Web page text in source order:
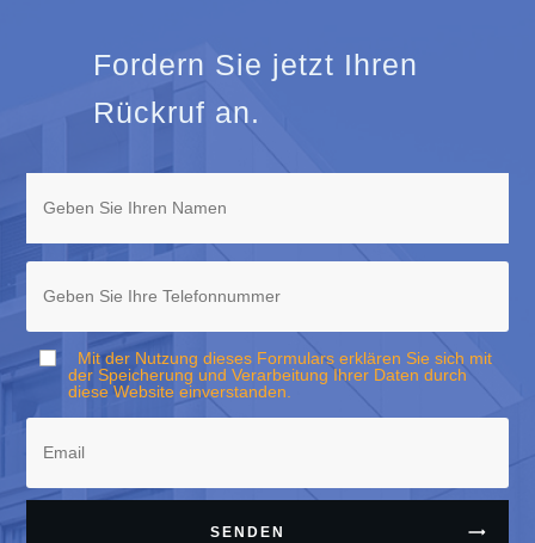
Fordern Sie jetzt Ihren
Rückruf an.
Mit der Nutzung dieses Formulars erklären Sie sich mit
der Speicherung und Verarbeitung Ihrer Daten durch
diese Website einverstanden.
SENDEN